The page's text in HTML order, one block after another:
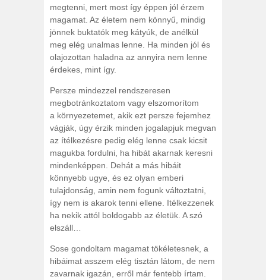
megtenni, mert most így éppen jól érzem
magamat. Az életem nem könnyű, mindig
jönnek buktatók meg kátyúk, de anélkül
meg elég unalmas lenne. Ha minden jól és
olajozottan haladna az annyira nem lenne
érdekes, mint így.
Persze mindezzel rendszeresen
megbotránkoztatom vagy elszomorítom
a környezetemet, akik ezt persze fejemhez
vágják, úgy érzik minden jogalapjuk megvan
az ítélkezésre pedig elég lenne csak kicsit
magukba fordulni, ha hibát akarnak keresni
mindenképpen. Dehát a más hibáit
könnyebb ugye, és ez olyan emberi
tulajdonság, amin nem fogunk változtatni,
így nem is akarok tenni ellene. Itélkezzenek
ha nekik attól boldogabb az életük. A szó
elszáll…
Sose gondoltam magamat tökéletesnek, a
hibáimat asszem elég tisztán látom, de nem
zavarnak igazán, erről már fentebb írtam.